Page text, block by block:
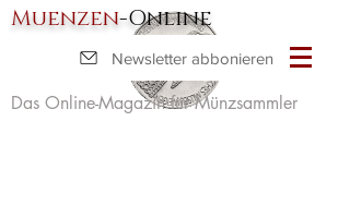
Muenzen-Online
Das Online-Magazin für Münzsammler
Newsletter abbonieren